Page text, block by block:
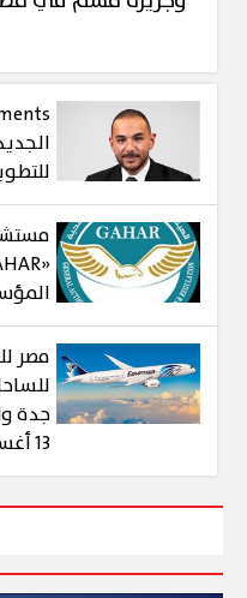
مصر
جدة
13 أغسطس الجاري